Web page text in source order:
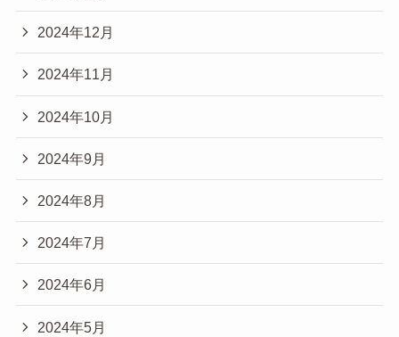
2024年12月
2024年11月
2024年10月
2024年9月
2024年8月
2024年7月
2024年6月
2024年5月